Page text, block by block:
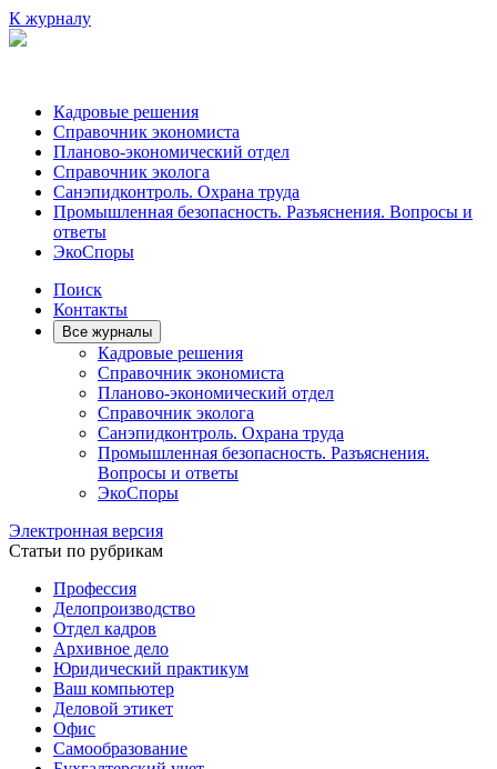
К журналу
Кадровые решения
Справочник экономиста
Планово-экономический отдел
Справочник эколога
Санэпидконтроль. Охрана труда
Промышленная безопасность. Разъяснения. Вопросы и
ответы
ЭкоСпоры
Поиск
Контакты
Все журналы
Кадровые решения
Справочник экономиста
Планово-экономический отдел
Справочник эколога
Санэпидконтроль. Охрана труда
Промышленная безопасность. Разъяснения.
Вопросы и ответы
ЭкоСпоры
Электронная версия
Статьи по рубрикам
Профессия
Делопроизводство
Отдел кадров
Архивное дело
Юридический практикум
Ваш компьютер
Деловой этикет
Офис
Самообразование